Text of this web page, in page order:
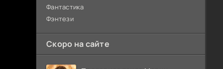
Фантастика
Фэнтези
Скоро на сайте